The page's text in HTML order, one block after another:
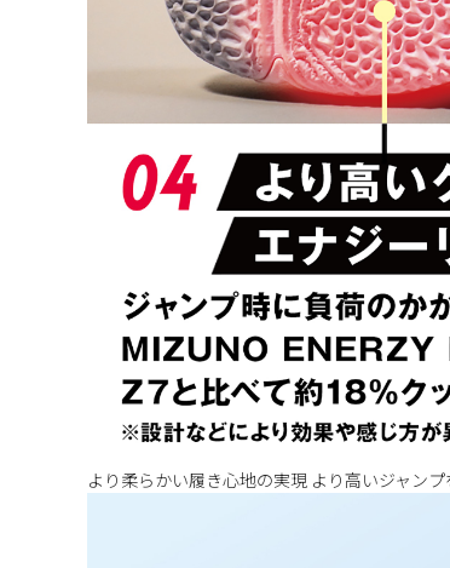
より柔らかい履き心地の実現 より高いジャンプ